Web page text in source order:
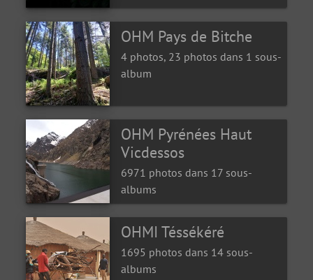
OHM Pays de Bitche
4 photos, 23 photos dans 1 sous-
album
OHM Pyrénées Haut
Vicdessos
6971 photos dans 17 sous-
albums
OHMI Téssékéré
1695 photos dans 14 sous-
albums